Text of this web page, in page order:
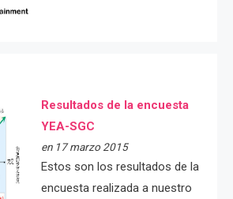
Resultados de la encuesta
YEA-SGC
en 17 marzo 2015
Estos son los resultados de la
encuesta realizada a nuestro